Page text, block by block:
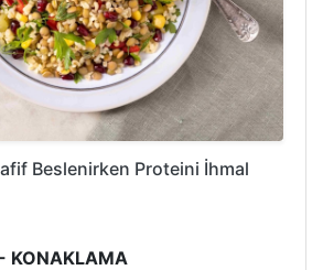
Beslenirken Proteini İhmal
KONAKLAMA